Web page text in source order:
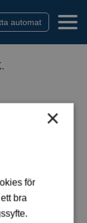
automat
×
för
bra